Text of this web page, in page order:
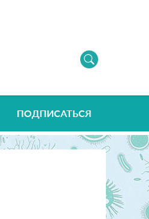
ПОДПИСАТЬСЯ